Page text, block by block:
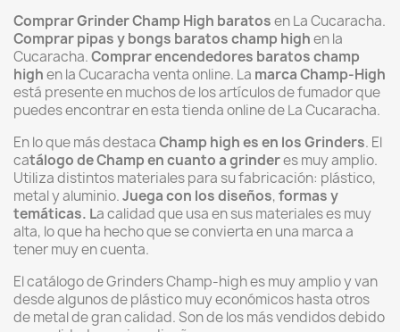
Comprar Grinder Champ High baratosen La Cucaracha.
Comprar pipas y bongs baratos champ highen la
Cucaracha.Comprar encendedores baratos champ
highen la Cucaracha venta online. La marca Champ-High
está presente en muchos de los artículos de fumador que
puedes encontrar en esta tienda online de La Cucaracha.
En lo que más destacaChamp high es en los Grinders. El
catálogo de Champ en cuanto a grinderes muy amplio.
Utiliza distintos materiales para su fabricación: plástico,
metal y aluminio.Juega con losdiseños,formas y
temáticas. La calidad que usa en sus materiales es muy
alta, lo que ha hecho que se convierta en una marca a
tener muy en cuenta.
El catálogo de Grinders Champ-high es muy amplio y van
desde algunos de plástico muy económicos hasta otros
de metal de gran calidad. Son de los más vendidos debido